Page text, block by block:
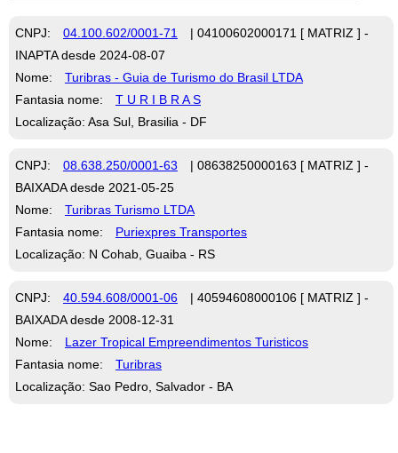
CNPJ: 04.100.602/0001-71
| 04100602000171 [ MATRIZ ] -
INAPTA desde 2024-08-07
Nome:
Turibras - Guia de Turismo do Brasil LTDA
Fantasia nome:
T U R I B R A S
Localização: Asa Sul, Brasilia - DF
CNPJ: 08.638.250/0001-63
| 08638250000163 [ MATRIZ ] -
BAIXADA desde 2021-05-25
Nome:
Turibras Turismo LTDA
Fantasia nome:
Puriexpres Transportes
Localização: N Cohab, Guaiba - RS
CNPJ: 40.594.608/0001-06
| 40594608000106 [ MATRIZ ] -
BAIXADA desde 2008-12-31
Nome:
Lazer Tropical Empreendimentos Turisticos
Fantasia nome:
Turibras
Localização: Sao Pedro, Salvador - BA